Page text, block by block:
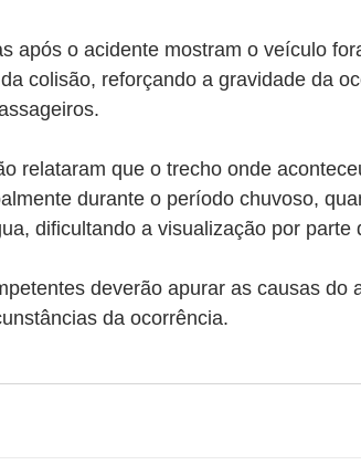
após o acidente mostram o veículo
colisão, reforçando a gravidade da
relataram que o trecho onde
durante o período chuvoso,
dificultando a visualização por parte
deverão apurar as causas do
da ocorrência.